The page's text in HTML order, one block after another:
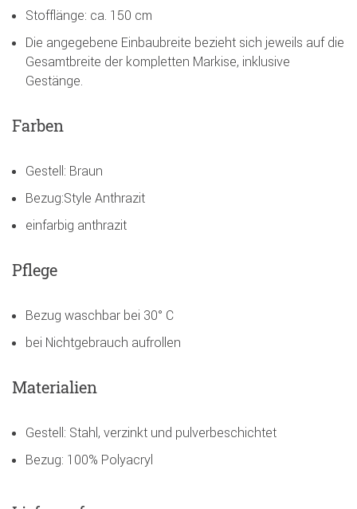
Stofflänge: ca. 150 cm
Die angegebene Einbaubreite bezieht sich jeweils auf die
Gesamtbreite der kompletten Markise, inklusive
Gestänge.
Farben
Gestell: Braun
Bezug:Style Anthrazit
einfarbig anthrazit
Pflege
Bezug waschbar bei 30° C
bei Nichtgebrauch aufrollen
Materialien
Gestell: Stahl, verzinkt und pulverbeschichtet
Bezug: 100% Polyacryl